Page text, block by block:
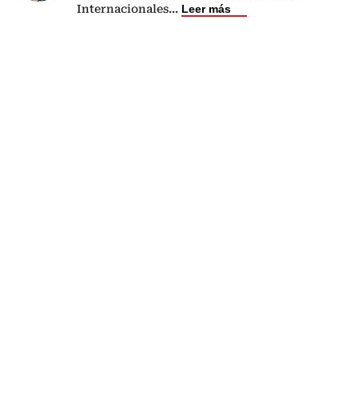
Internacionales... Leer más